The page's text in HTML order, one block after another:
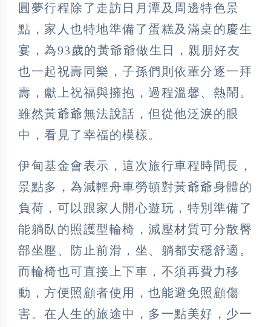
圓夢行程除了走訪日月潭及周邊特色景
點，家人也特地準備了蛋糕及滿桌的慶生
宴，為93歲的黃爺爺做生日，親朋好友
也一起祝壽同樂，子孫們則依輩分逐一拜
壽，獻上祝福與擁抱，過程溫馨、熱鬧。
雖然黃爺爺無法說話，但從他泛淚的眼
中，看見了幸福的模樣。
伊甸基金會表示，這次旅行車程時間長，
景點多，為減輕舟車勞頓對黃爺爺身體的
負荷，可以跟家人開心遊玩，特別準備了
能躺臥的照護型輪椅，減壓材質可分散臀
部坐壓、防止前滑，坐、躺都安穩舒適。
而輪椅也可直接上下車，不須再費力移
動，方便照顧者使用，也能避免照顧傷
害。在人生的旅途中，多一點美好，少一